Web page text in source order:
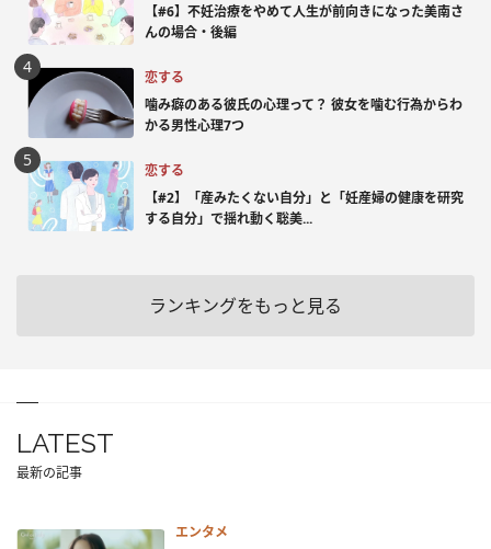
【#6】不妊治療をやめて人生が前向きになった美南さ
んの場合・後編
恋する
噛み癖のある彼氏の心理って？ 彼女を噛む行為からわ
かる男性心理7つ
恋する
【#2】「産みたくない自分」と「妊産婦の健康を研究
する自分」で揺れ動く聡美...
ランキングをもっと見る
LATEST
最新の記事
エンタメ